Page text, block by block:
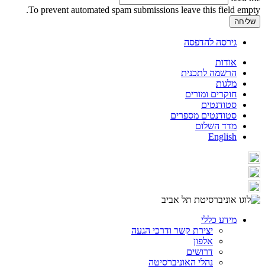
To prevent automated spam submissions leave this field empty.
גירסה להדפסה
אודות
הרשמה לתכנית
מלגות
חוקרים ומורים
סטודנטים
סטודנטים מספרים
מדד השלום
English
מידע כללי
יצירת קשר ודרכי הגעה
אלפון
דרושים
נהלי האוניברסיטה